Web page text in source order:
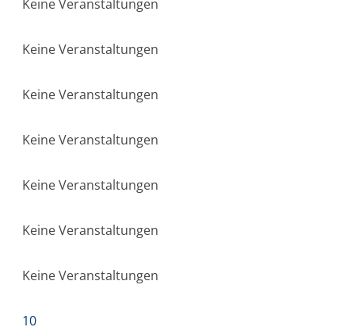
Keine Veranstaltungen
Keine Veranstaltungen
Keine Veranstaltungen
Keine Veranstaltungen
Keine Veranstaltungen
Keine Veranstaltungen
Keine Veranstaltungen
10